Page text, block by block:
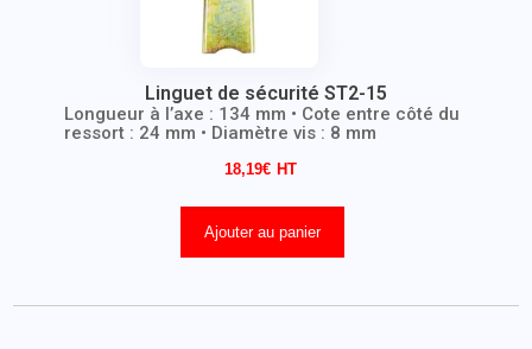
Linguet de sécurité ST2-15
Longueur à l’axe : 134 mm • Cote entre côté du
ressort : 24 mm • Diamètre vis : 8 mm
18,19€
Ajouter au panier